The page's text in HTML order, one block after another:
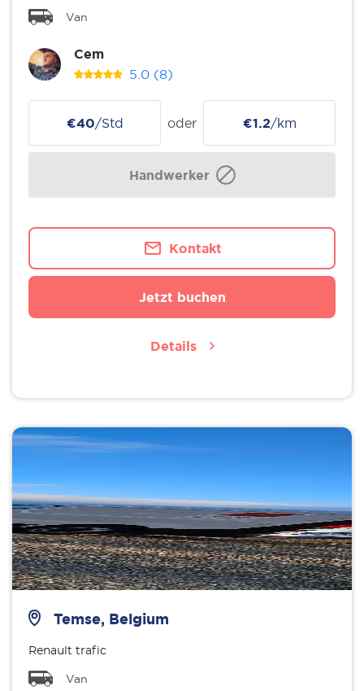
Van
Cem
5.0 (8)
€40/Std oder €1.2/km
Handwerker
Kontakt
Jetzt buchen
Details
Temse, Belgium
Renault trafic
Van